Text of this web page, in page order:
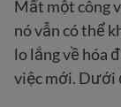
Mất một công
nó vẫn có thể
lo lắng về hóa
việc mới. Dưới